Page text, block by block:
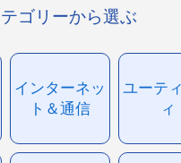
ゴリーから選ぶ
インターネッ
ト＆通信
ユーテ
ィ